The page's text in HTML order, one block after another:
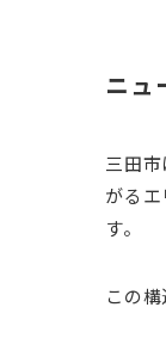
ニュ
三田
がる
す。
この構